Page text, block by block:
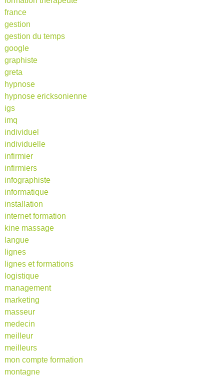
france
gestion
gestion du temps
google
graphiste
greta
hypnose
hypnose ericksonienne
igs
imq
individuel
individuelle
infirmier
infirmiers
infographiste
informatique
installation
internet formation
kine massage
langue
lignes
lignes et formations
logistique
management
marketing
masseur
medecin
meilleur
meilleurs
mon compte formation
montagne